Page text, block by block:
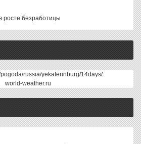
росте безработицы
russia/yekaterinburg/14days/
world-weather.ru